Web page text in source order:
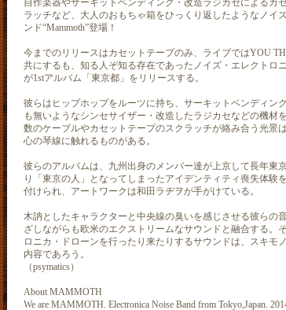
自作楽器やサーキットベンディング・改造ラジカセによるカ
ラッチなど、大人のおもちゃ箱をひっくり返したようなノイ
ンド“Mammoth”登場！
今までのリリースはカセットテープのみ、ライブではYOU
共にするも、知る人ぞ知る存在であったノイズ・エレクトロ
が1stアルバム「東京都」をリリースする。
彼らはヒップホップをルーツに持ち、サーキットベンディン
も無いようなシンセサイザー・改造したラジカセなどの機材
数のケーブルやカセットテープのスクラッチが絡み合う光景
心の琴線に触れるものがある。
彼らのアルバムは、九州出身のメンバー達が上京して長年東
り「東京の人」となってしまったアイデンティティ喪失体験
付けられ、アートワークは和田ラヂヲが手がけている。
木訥としたキャラクターと中央線の臭いを感じさせる彼らの
ざしながらも欧米のエクストリームなサウンドと融合する。
ロニカ・ドローンを行ったり来たりするサウンドは、スキモ
内容であろう。
（psymatics）
About MAMMOTH
We are MAMMOTH. Electronica Noise Band from Tokyo,Japan.